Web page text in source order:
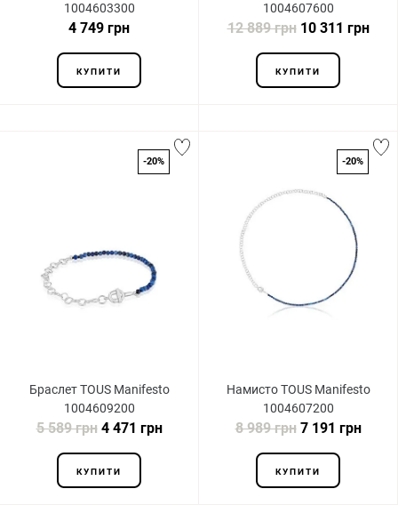
1004603300
4 749 грн
КУПИТИ
1004607600
12 889 грн10 311 грн
КУПИТИ
-20%
Браслет TOUS Manifesto
1004609200
5 589 грн4 471 грн
КУПИТИ
-20%
Намисто TOUS Manifesto
1004607200
8 989 грн7 191 грн
КУПИТИ